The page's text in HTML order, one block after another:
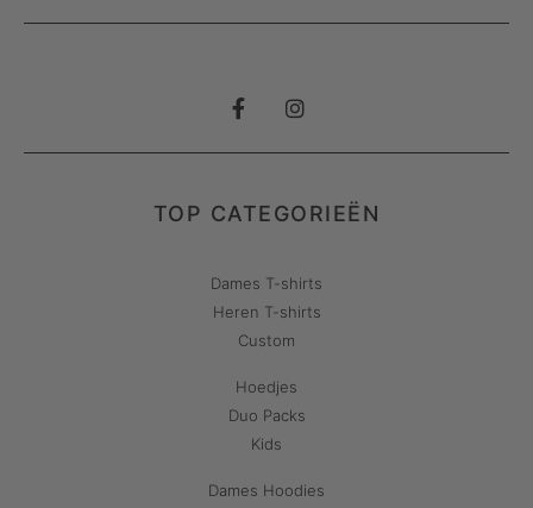
TOP CATEGORIEËN
Dames T-shirts
Heren T-shirts
Custom
Hoedjes
Duo Packs
Kids
Dames Hoodies